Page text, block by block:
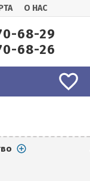
О НАС
68-29
68-26